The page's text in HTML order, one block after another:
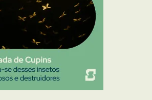
Traças